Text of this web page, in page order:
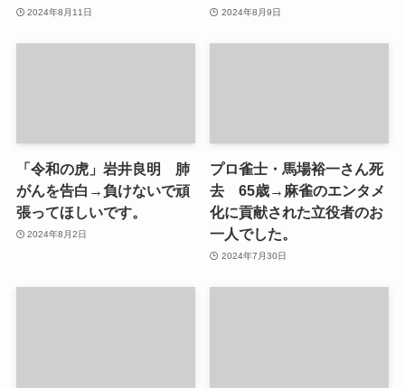
2024年8月11日 2024年8月9日
「令和の虎」岩井良明 肺
がんを告白→負けないで頑
張ってほしいです。
2024年8月2日
プロ雀士・馬場裕一さん死
去 65歳→麻雀のエンタメ
化に貢献された立役者のお
一人でした。
2024年7月30日